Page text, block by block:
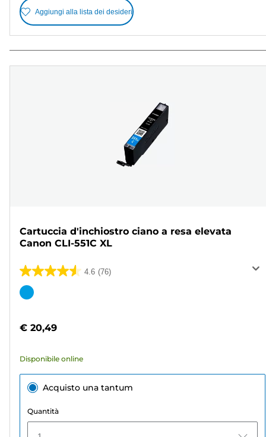
Aggiungi alla lista dei desideri
Cartuccia d'inchiostro ciano a resa elevata
Canon CLI-551C XL
4.6 (76)
4.6
su
76
Cartuccia
€ 20,49
Disponibile online
Acquisto una tantum
Quantità